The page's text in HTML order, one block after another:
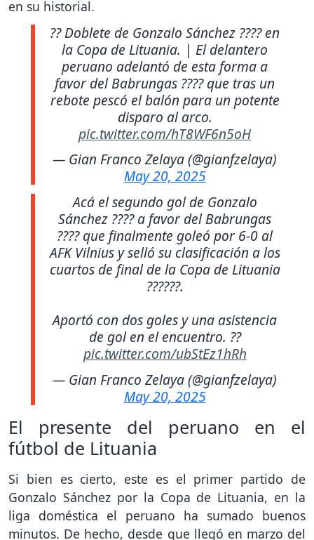
en su historial.
?? Doblete de Gonzalo Sánchez ???? en
la Copa de Lituania. | El delantero
peruano adelantó de esta forma a
favor del Babrungas ???? que tras un
rebote pescó el balón para un potente
disparo al arco.
pic.twitter.com/hT8WF6n5oH
— Gian Franco Zelaya (@gianfzelaya)
May 20, 2025
Acá el segundo gol de Gonzalo
Sánchez ???? a favor del Babrungas
???? que finalmente goleó por 6-0 al
AFK Vilnius y selló su clasificación a los
cuartos de final de la Copa de Lituania
??????.
Aportó con dos goles y una asistencia
de gol en el encuentro. ??
pic.twitter.com/ubStEz1hRh
— Gian Franco Zelaya (@gianfzelaya)
May 20, 2025
El presente del peruano en el
fútbol de Lituania
Si bien es cierto, este es el primer partido de
Gonzalo Sánchez por la Copa de Lituania, en la
liga doméstica el peruano ha sumado buenos
minutos. De hecho, desde que llegó en marzo del